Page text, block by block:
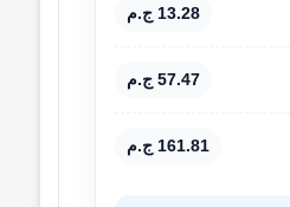
13.28 ج.م
57.47 ج.م
161.81 ج.م